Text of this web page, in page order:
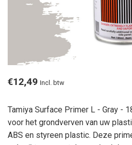
€12,49 Incl. btw
Tamiya Surface Primer L - Gray -
voor het grondverven van uw
ABS en styreen plastic. Deze